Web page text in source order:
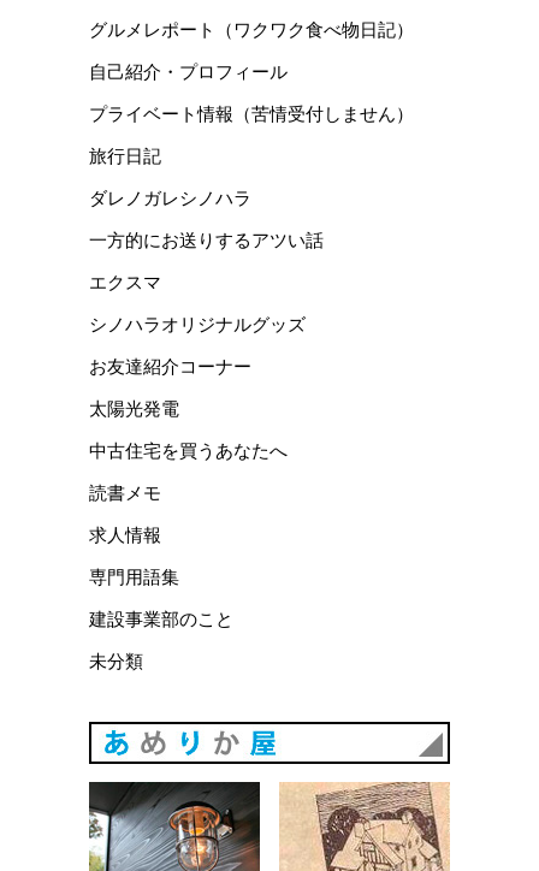
グルメレポート（ワクワク食べ物日記）
自己紹介・プロフィール
プライベート情報（苦情受付しません）
旅行日記
ダレノガレシノハラ
一方的にお送りするアツい話
エクスマ
シノハラオリジナルグッズ
お友達紹介コーナー
太陽光発電
中古住宅を買うあなたへ
読書メモ
求人情報
専門用語集
建設事業部のこと
未分類
あめりか屋WEBサイト